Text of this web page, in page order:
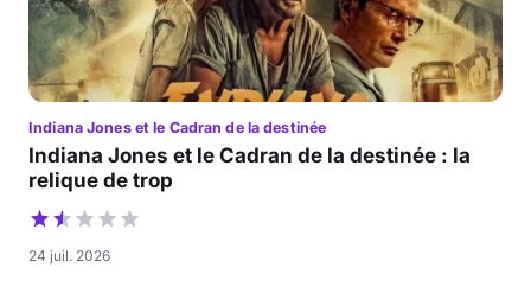
Indiana Jones et le Cadran de la destinée
Indiana Jones et le Cadran de la destinée : la
relique de trop
24 juil. 2026